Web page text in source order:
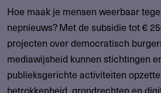
Hoe maak je mensen weerbaar
nepnieuws? Met de subsidie tot €
projecten over democratisch
mediawijsheid kunnen stichtingen
publieksgerichte activiteiten
betrokkenheid, grondrechten en